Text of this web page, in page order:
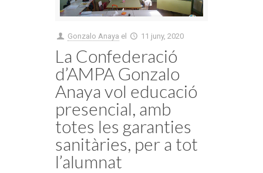
Gonzalo Anaya el 11 juny, 2020
La Confederació
d’AMPA Gonzalo
Anaya vol educació
presencial, amb
totes les garanties
sanitàries, per a tot
l’alumnat